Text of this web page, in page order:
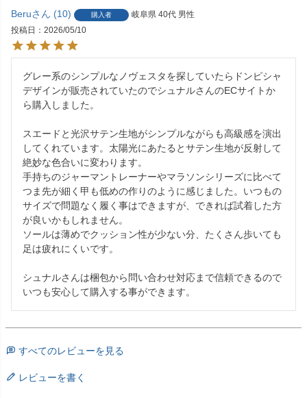
Beru 10 購入者 岐阜県 40代 男性
投稿日
2026/05/10
グレー系のシンプルなノヴェスタを探していたらドンピシャ
デザインが販売されていたのでシュナルさんのECサイトか
ら購入しました。
スエードと光沢サテン生地がシンプルながらも高級感を演出
してくれています。太陽光にあたるとサテン生地が反射して
絶妙な色合いに変わります。
手持ちのジャーマントレーナーやマラソンシリーズに比べて
つま先が細く甲も低めの作りのように感じました。いつもの
サイズで問題なく履く事はできますが、できれば試着した方
が良いかもしれません。
ソールは薄めでクッション性が少ない分、たくさん歩いても
足は疲れにくいです。
シュナルさんは梱包から問い合わせ対応まで信頼できるので
いつも安心して購入する事ができます。
すべてのレビューを見る
レビューを書く